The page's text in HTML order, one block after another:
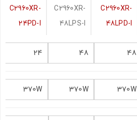
C2960XR-
48LPD-I
C2960XR-
48LPS-I
C2960XR-
24PD-I
48
48
24
370W
370W
370W